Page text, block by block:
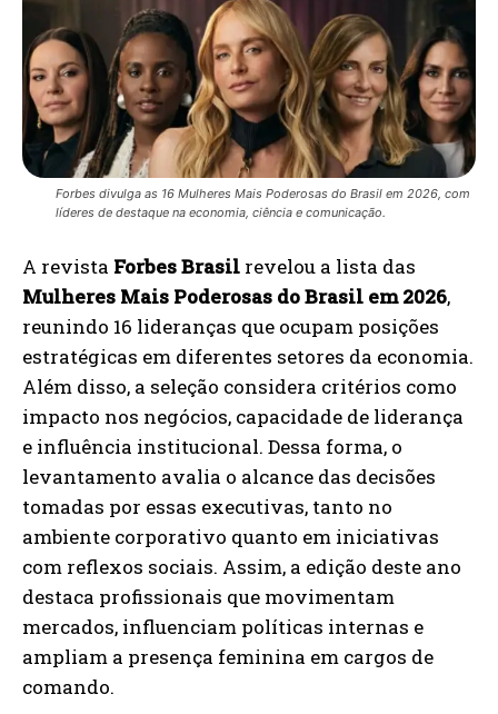
Forbes divulga as 16 Mulheres Mais Poderosas do Brasil em 2026, com
líderes de destaque na economia, ciência e comunicação.
A revista Forbes Brasil revelou a lista das
Mulheres Mais Poderosas do Brasil em 2026,
reunindo 16 lideranças que ocupam posições
estratégicas em diferentes setores da economia.
Além disso, a seleção considera critérios como
impacto nos negócios, capacidade de liderança
e influência institucional. Dessa forma, o
levantamento avalia o alcance das decisões
tomadas por essas executivas, tanto no
ambiente corporativo quanto em iniciativas
com reflexos sociais. Assim, a edição deste ano
destaca profissionais que movimentam
mercados, influenciam políticas internas e
ampliam a presença feminina em cargos de
comando.